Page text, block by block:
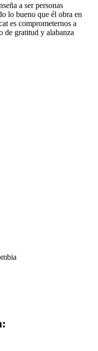
a ser personas
lo bueno que él obra en
es comprometernos a
de gratitud y alabanza